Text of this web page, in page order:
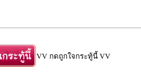
VV กดถูกใจกระทู้นี้ VV